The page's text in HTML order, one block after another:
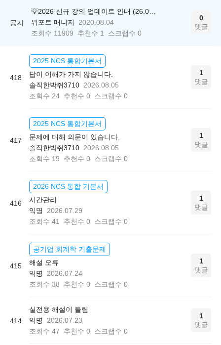
공지
위포트 매니저
2020.08.04
조회수 11909 추천수 1 스크랩수 0
0
댓글
418
2025 NCS 통합기본서
답이 이해가 가지 않습니다.
솔직한박쥐3710 2026.08.05
조회수 24 추천수 0 스크랩수 0
1
댓글
417
2025 NCS 통합기본서
문제에 대해 의문이 있습니다.
솔직한박쥐3710 2026.08.05
조회수 19 추천수 0 스크랩수 0
1
댓글
416
2026 NCS 통합 기본서
시간관리
익명
2026.07.29
조회수 41 추천수 0 스크랩수 0
1
댓글
415
공기업 회계학 기출문제
해설 오류
익명
2026.07.24
조회수 38 추천수 0 스크랩수 0
1
댓글
414
실전용 해설이 틀림
익명
2026.07.23
조회수 47 추천수 0 스크랩수 0
1
댓글